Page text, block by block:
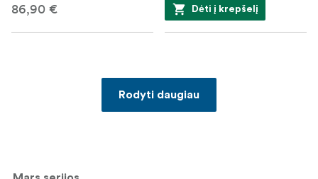
86,90 € Dėti į krepšelį
Rodyti daugiau